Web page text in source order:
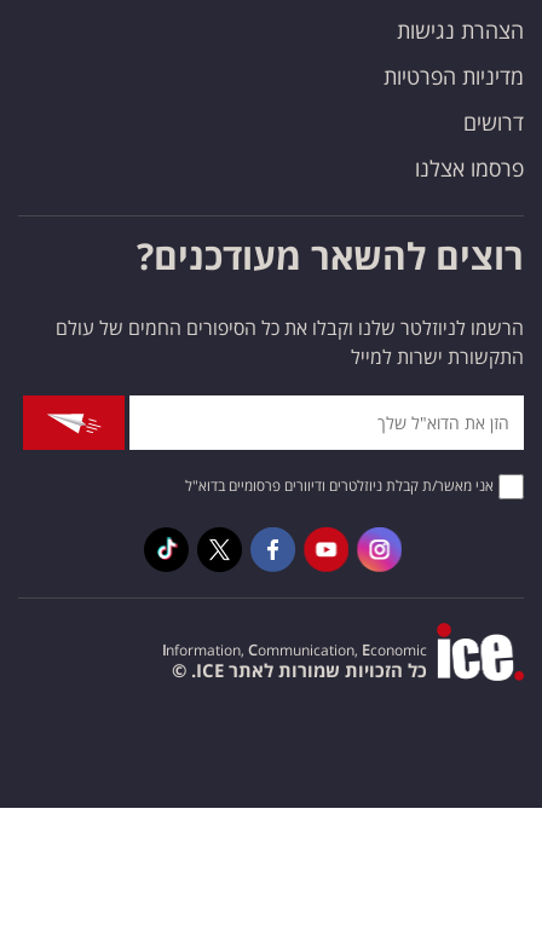
הצהרת נגישות
מדיניות הפרטיות
דרושים
פרסמו אצלנו
רוצים להשאר מעודכנים?
הרשמו לניוזלטר שלנו וקבלו את כל הסיפורים החמים של עולם
התקשורת ישרות למייל
אני מאשר/ת קבלת ניוזלטרים ודיוורים פרסומיים בדוא"ל
Information, Communication, Economic
כל הזכויות שמורות לאתר ICE. ©